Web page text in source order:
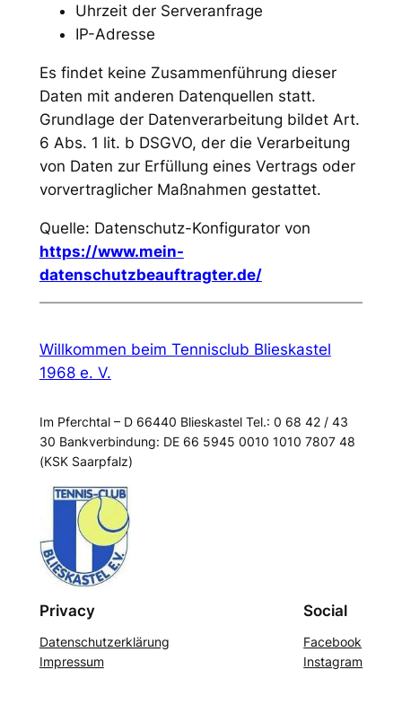
Uhrzeit der Serveranfrage
IP-Adresse
Es findet keine Zusammenführung dieser
Daten mit anderen Datenquellen statt.
Grundlage der Datenverarbeitung bildet Art.
6 Abs. 1 lit. b DSGVO, der die Verarbeitung
von Daten zur Erfüllung eines Vertrags oder
vorvertraglicher Maßnahmen gestattet.
Quelle: Datenschutz-Konfigurator von
https://www.mein-
datenschutzbeauftragter.de/
Willkommen beim Tennisclub Blieskastel
1968 e. V.
Im Pferchtal – D 66440 Blieskastel Tel.: 0 68 42 / 43
30 Bankverbindung: DE 66 5945 0010 1010 7807 48
(KSK Saarpfalz)
Privacy
Datenschutzerklärung
Impressum
Social
Facebook
Instagram